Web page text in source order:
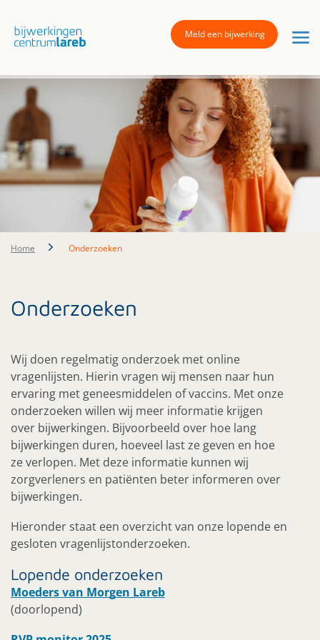
Meld een bijwerking
Home Onderzoeken
Onderzoeken
Wij doen regelmatig onderzoek met online
vragenlijsten. Hierin vragen wij mensen naar hun
ervaring met geneesmiddelen of vaccins. Met onze
onderzoeken willen wij meer informatie krijgen
over bijwerkingen. Bijvoorbeeld over hoe lang
bijwerkingen duren, hoeveel last ze geven en hoe
ze verlopen. Met deze informatie kunnen wij
zorgverleners en patiënten beter informeren over
bijwerkingen.
Hieronder staat een overzicht van onze lopende en
gesloten vragenlijstonderzoeken.
Lopende onderzoeken
Moeders van Morgen Lareb
(doorlopend)